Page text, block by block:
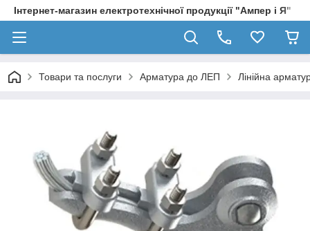
Інтернет-магазин електротехнічної продукції "Ампер і Я"
Товари та послуги Арматура до ЛЕП Лінійна